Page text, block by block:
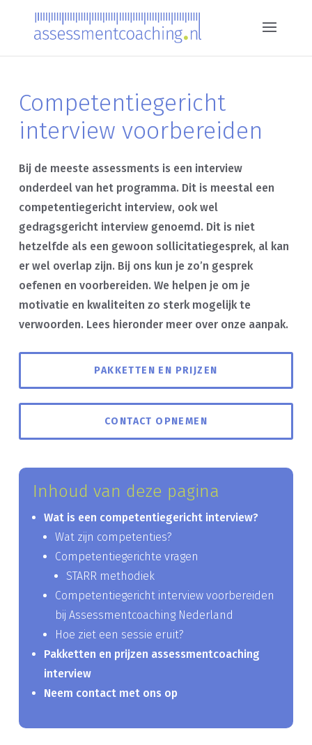
Competentiegericht
interview voorbereiden
Bij de meeste assessments is een interview
onderdeel van het programma. Dit is meestal een
competentiegericht interview, ook wel
gedragsgericht interview genoemd. Dit is niet
hetzelfde als een gewoon sollicitatiegesprek, al kan
er wel overlap zijn. Bij ons kun je zo’n gesprek
oefenen en voorbereiden. We helpen je om je
motivatie en kwaliteiten zo sterk mogelijk te
verwoorden. Lees hieronder meer over onze aanpak.
PAKKETTEN EN PRIJZEN
CONTACT OPNEMEN
Inhoud van deze pagina
Wat is een competentiegericht interview?
Wat zijn competenties?
Competentiegerichte vragen
STARR methodiek
Competentiegericht interview voorbereiden
bij Assessmentcoaching Nederland
Hoe ziet een sessie eruit?
Pakketten en prijzen assessmentcoaching
interview
Neem contact met ons op